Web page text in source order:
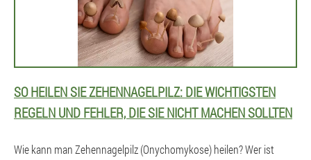
SO HEILEN SIE ZEHENNAGELPILZ: DIE WICHTIGSTEN
REGELN UND FEHLER, DIE SIE NICHT MACHEN SOLLTEN
Wie kann man Zehennagelpilz (Onychomykose) heilen? Wer ist